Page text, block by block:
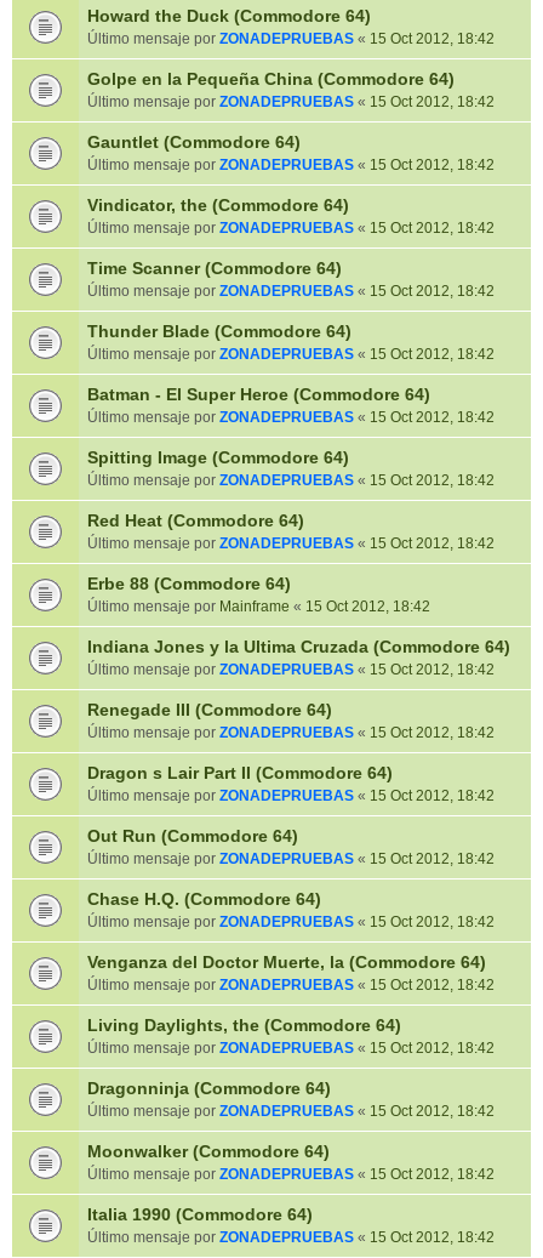
Howard the Duck (Commodore 64)
Último mensaje por ZONADEPRUEBAS « 15 Oct 2012, 18:42
Golpe en la Pequeña China (Commodore 64)
Último mensaje por ZONADEPRUEBAS « 15 Oct 2012, 18:42
Gauntlet (Commodore 64)
Último mensaje por ZONADEPRUEBAS « 15 Oct 2012, 18:42
Vindicator, the (Commodore 64)
Último mensaje por ZONADEPRUEBAS « 15 Oct 2012, 18:42
Time Scanner (Commodore 64)
Último mensaje por ZONADEPRUEBAS « 15 Oct 2012, 18:42
Thunder Blade (Commodore 64)
Último mensaje por ZONADEPRUEBAS « 15 Oct 2012, 18:42
Batman - El Super Heroe (Commodore 64)
Último mensaje por ZONADEPRUEBAS « 15 Oct 2012, 18:42
Spitting Image (Commodore 64)
Último mensaje por ZONADEPRUEBAS « 15 Oct 2012, 18:42
Red Heat (Commodore 64)
Último mensaje por ZONADEPRUEBAS « 15 Oct 2012, 18:42
Erbe 88 (Commodore 64)
Último mensaje por Mainframe « 15 Oct 2012, 18:42
Indiana Jones y la Ultima Cruzada (Commodore 64)
Último mensaje por ZONADEPRUEBAS « 15 Oct 2012, 18:42
Renegade III (Commodore 64)
Último mensaje por ZONADEPRUEBAS « 15 Oct 2012, 18:42
Dragon s Lair Part II (Commodore 64)
Último mensaje por ZONADEPRUEBAS « 15 Oct 2012, 18:42
Out Run (Commodore 64)
Último mensaje por ZONADEPRUEBAS « 15 Oct 2012, 18:42
Chase H.Q. (Commodore 64)
Último mensaje por ZONADEPRUEBAS « 15 Oct 2012, 18:42
Venganza del Doctor Muerte, la (Commodore 64)
Último mensaje por ZONADEPRUEBAS « 15 Oct 2012, 18:42
Living Daylights, the (Commodore 64)
Último mensaje por ZONADEPRUEBAS « 15 Oct 2012, 18:42
Dragonninja (Commodore 64)
Último mensaje por ZONADEPRUEBAS « 15 Oct 2012, 18:42
Moonwalker (Commodore 64)
Último mensaje por ZONADEPRUEBAS « 15 Oct 2012, 18:42
Italia 1990 (Commodore 64)
Último mensaje por ZONADEPRUEBAS « 15 Oct 2012, 18:42